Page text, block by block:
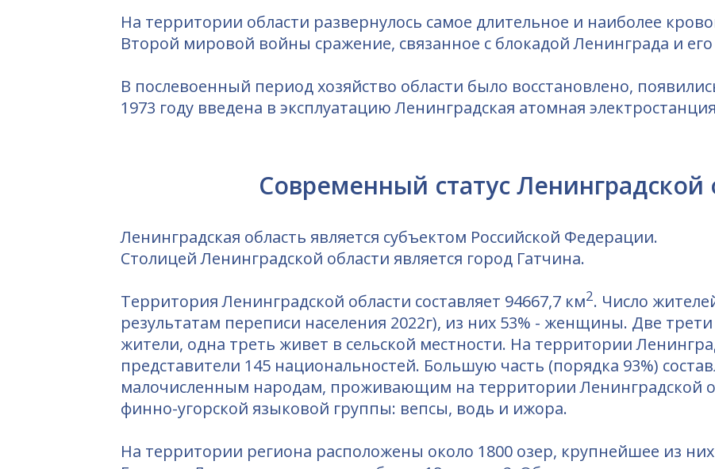
На территории области развернулось самое длительное и наиболее
Второй мировой войны сражение, связанное с блокадой Ленинграда и
В послевоенный период хозяйство области было восстановлено,
1973 году введена в эксплуатацию Ленинградская атомная
Ленинградская область является субъектом Российской Федерации.
Столицей Ленинградской области является город Гатчина.
Территория Ленинградской области составляет 94667,7 км2. Число
результатам переписи населения 2022г), из них 53% - женщины. Две трети
жители, одна треть живет в сельской местности. На территории
представители 145 национальностей. Большую часть (порядка 93%)
малочисленным народам, проживающим на территории Ленинградской
финно-угорской языковой группы: вепсы, водь и ижора.
На территории региона расположены около 1800 озер, крупнейшее из
Современный статус Ленинградской